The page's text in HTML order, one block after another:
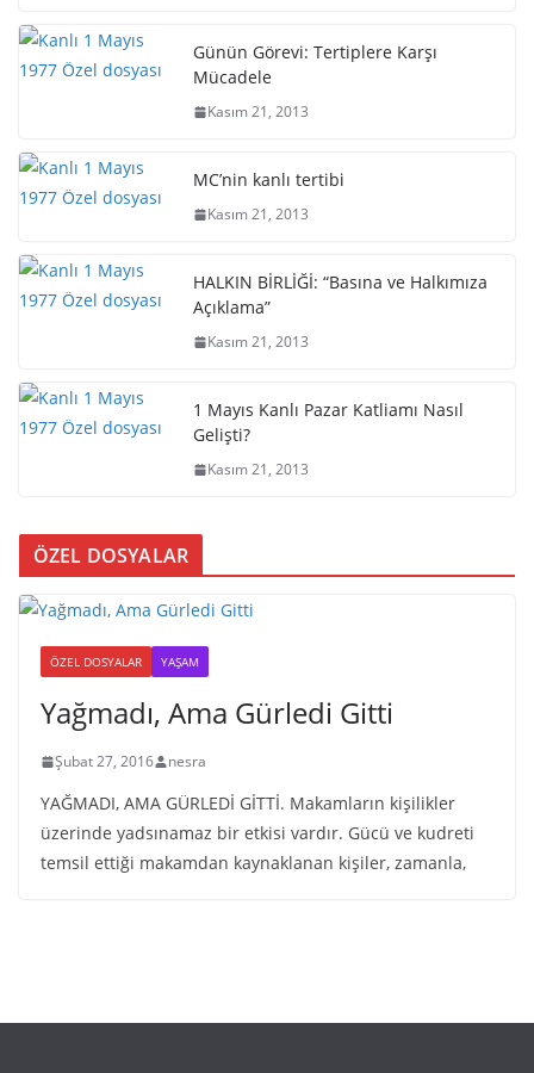
Günün Görevi: Tertiplere Karşı
Mücadele
Kasım 21, 2013
MC’nin kanlı tertibi
Kasım 21, 2013
HALKIN BİRLİĞİ: “Basına ve Halkımıza
Açıklama”
Kasım 21, 2013
1 Mayıs Kanlı Pazar Katliamı Nasıl
Gelişti?
Kasım 21, 2013
ÖZEL DOSYALAR
ÖZEL DOSYALAR YAŞAM
Yağmadı, Ama Gürledi Gitti
Şubat 27, 2016 nesra
YAĞMADI, AMA GÜRLEDİ GİTTİ. Makamların kişilikler
üzerinde yadsınamaz bir etkisi vardır. Gücü ve kudreti
temsil ettiği makamdan kaynaklanan kişiler, zamanla,